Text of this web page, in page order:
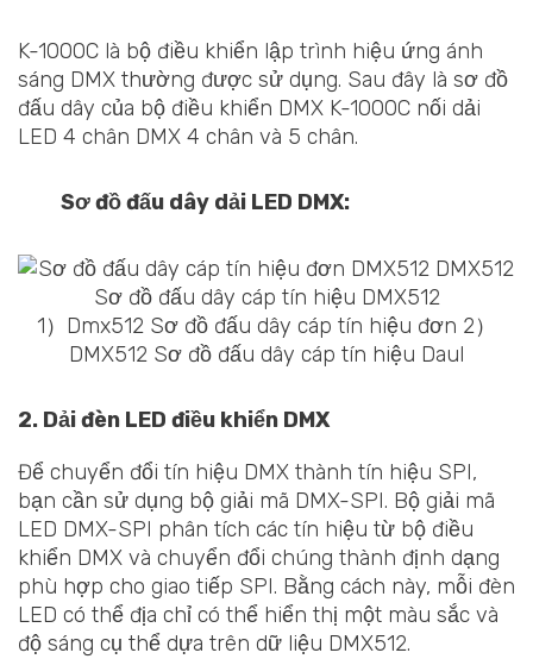
K-1000C là bộ điều khiển lập trình hiệu ứng ánh
sáng DMX thường được sử dụng. Sau đây là sơ đồ
đấu dây của bộ điều khiển DMX K-1000C nối dải
LED 4 chân DMX 4 chân và 5 chân.
Sơ đồ đấu dây dải LED DMX:
1）Dmx512 Sơ đồ đấu dây cáp tín hiệu đơn 2）
DMX512 Sơ đồ đấu dây cáp tín hiệu Daul
2. Dải đèn LED điều khiển DMX
Để chuyển đổi tín hiệu DMX thành tín hiệu SPI,
bạn cần sử dụng bộ giải mã DMX-SPI. Bộ giải mã
LED DMX-SPI phân tích các tín hiệu từ bộ điều
khiển DMX và chuyển đổi chúng thành định dạng
phù hợp cho giao tiếp SPI. Bằng cách này, mỗi đèn
LED có thể địa chỉ có thể hiển thị một màu sắc và
độ sáng cụ thể dựa trên dữ liệu DMX512.